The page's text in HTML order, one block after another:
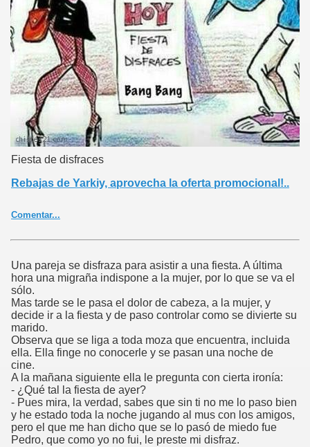
Fiesta de disfraces
Rebajas de Yarkiy, aprovecha la oferta promocional!..
Comentar...
Una pareja se disfraza para asistir a una fiesta. A última
hora una migraña indispone a la mujer, por lo que se va el
sólo.
Mas tarde se le pasa el dolor de cabeza, a la mujer, y
decide ir a la fiesta y de paso controlar como se divierte su
marido.
Observa que se liga a toda moza que encuentra, incluida
ella. Ella finge no conocerle y se pasan una noche de
cine.
A la mañana siguiente ella le pregunta con cierta ironía:
- ¿Qué tal la fiesta de ayer?
- Pues mira, la verdad, sabes que sin ti no me lo paso bien
y he estado toda la noche jugando al mus con los amigos,
pero el que me han dicho que se lo pasó de miedo fue
Pedro, que como yo no fui, le preste mi disfraz.